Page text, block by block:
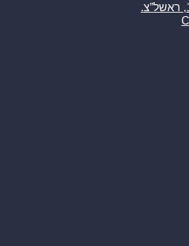
רח’ אברהם בומה שביט 1, ראשל”צ.